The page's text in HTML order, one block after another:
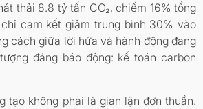
thải 8.8 tỷ tấn CO₂, chiếm 16% tổng
cam kết giảm trung bình 30% vào
cách giữa lời hứa và hành động đang
đáng báo động: kế toán carbon
tạo không phải là gian lận đơn thuần.